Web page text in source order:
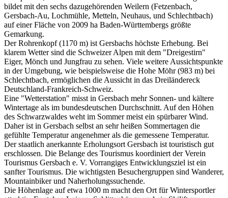
bildet mit den sechs dazugehörenden Weilern (Fetzenbach,
Gersbach-Au, Lochmühle, Metteln, Neuhaus, und Schlechtbach)
auf einer Fläche von 2009 ha Baden-Württembergs größte
Gemarkung.
Der Rohrenkopf (1170 m) ist Gersbachs höchste Erhebung. Bei
klarem Wetter sind die Schweizer Alpen mit dem "Dreigestirn"
Eiger, Mönch und Jungfrau zu sehen. Viele weitere Aussichtspunkte
in der Umgebung, wie beispielsweise die Hohe Möhr (983 m) bei
Schlechtbach, ermöglichen die Aussicht in das Dreiländereck
Deutschland-Frankreich-Schweiz.
Eine "Wetterstation" misst in Gersbach mehr Sonnen- und kältere
Wintertage als im bundesdeutschen Durchschnitt. Auf den Höhen
des Schwarzwaldes weht im Sommer meist ein spürbarer Wind.
Daher ist in Gersbach selbst an sehr heißen Sommertagen die
gefühlte Temperatur angenehmer als die gemessene Temperatur.
Der staatlich anerkannte Erholungsort Gersbach ist touristisch gut
erschlossen. Die Belange des Tourismus koordiniert der Verein
Tourismus Gersbach e. V. Vorrangiges Entwicklungsziel ist ein
sanfter Tourismus. Die wichtigsten Besuchergruppen sind Wanderer,
Mountainbiker und Naherholungssuchende.
Die Höhenlage auf etwa 1000 m macht den Ort für Wintersportler